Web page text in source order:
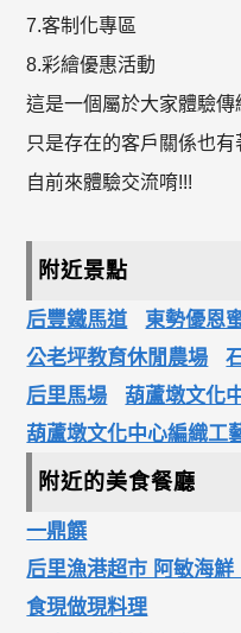
7.客制化專區
8.彩繪優惠活動
這是一個屬於大家體驗
只是存在的客戶關係也
自前來體驗交流唷!!!
附近景點
后豐鐵馬道
東勢優恩
公老坪教育休閒農場
后里馬場
葫蘆墩文化
葫蘆墩文化中心編織工
附近的美食餐廳
一鼎饌
后里漁港超市 阿敏海
食現做現料理